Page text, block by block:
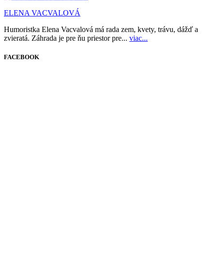
ELENA VACVALOVÁ
Humoristka Elena Vacvalová má rada zem, kvety, trávu, dážď a
zvieratá. Záhrada je pre ňu priestor pre... viac...
FACEBOOK